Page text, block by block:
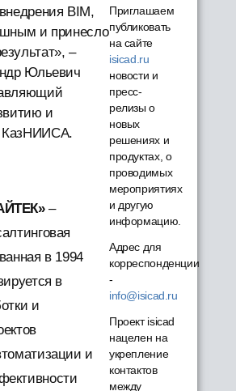
BIM,
и принесло
–
Юльевич
и
КазНИИСА.
–
в 1994
в
и
и
Приглашаем
публиковать
на сайте
isicad.ru
новости и
пресс-
релизы о
новых
решениях и
продуктах, о
проводимых
мероприятиях
и другую
информацию.
Адрес для
корреспонденции
-
info@isicad.ru
Проект isicad
нацелен на
укрепление
контактов
между